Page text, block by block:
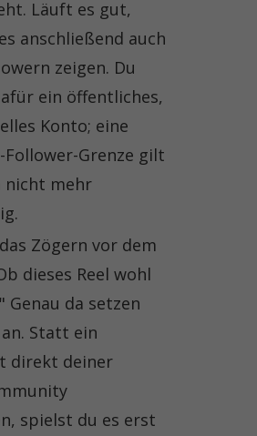
Läuft es gut,
anschließend auch
zeigen. Du
ein öffentliches,
Konto; eine
Follower-Grenze gilt
nicht mehr
Zögern vor dem
dieses Reel wohl
Genau da setzen
Statt ein
direkt deiner
spielst du es erst